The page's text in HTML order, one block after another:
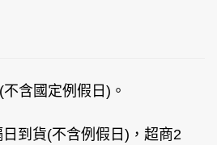
含國定例假日)。
到貨(不含例假日)，超商2